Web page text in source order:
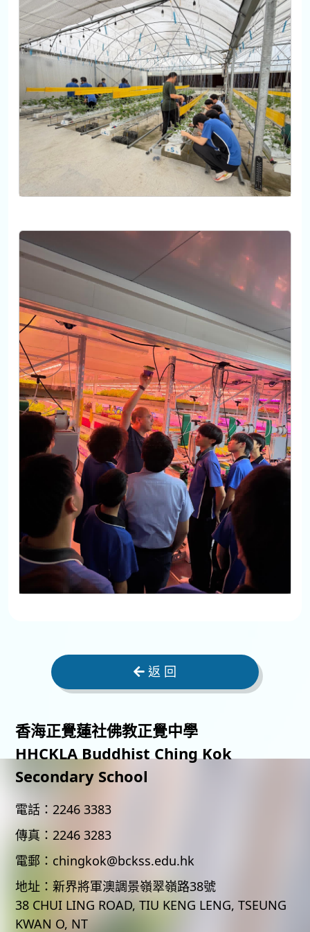
返 回
香海正覺蓮社佛教正覺中學
HHCKLA Buddhist Ching Kok
Secondary School
電話： 2246 3383
傳真： 2246 3283
電郵： chingkok@bckss.edu.hk
地址： 新界將軍澳調景嶺翠嶺路38號
38 CHUI LING ROAD, TIU KENG LENG, TSEUNG
KWAN O, NT